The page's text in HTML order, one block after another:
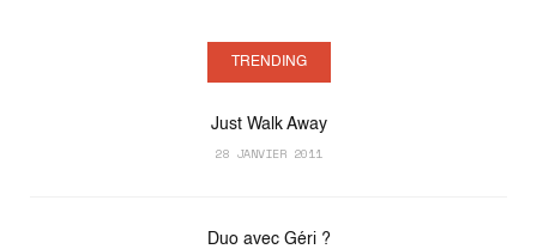
TRENDING
Just Walk Away
28 JANVIER 2011
Duo avec Géri ?